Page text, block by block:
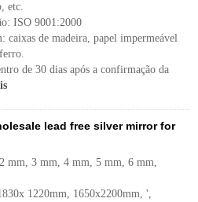
etc.
ISO 9001:2000
caixas de madeira, papel impermeável
de 30 dias após a confirmação da
lead free silver mirror for
2 mm, 3 mm, 4 mm, 5 mm, 6 mm,
1220mm, 1650x2200mm, ',